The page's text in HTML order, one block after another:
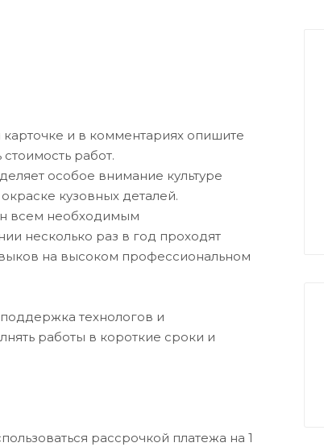
и в комментариях опишите
работ.
особое внимание культуре
кузовных деталей.
всем необходимым
несколько раз в год проходят
на высоком профессиональном
технологов и
работы в короткие сроки и
рассрочкой платежа на 1